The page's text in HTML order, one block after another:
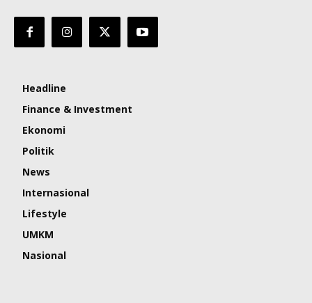
Headline
Finance & Investment
Ekonomi
Politik
News
Internasional
Lifestyle
UMKM
Nasional